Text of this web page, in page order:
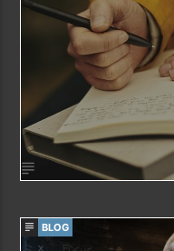
BLOG